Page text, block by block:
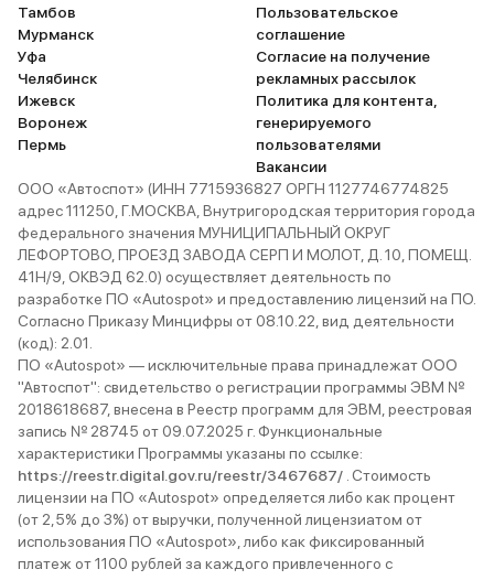
Тамбов
Мурманск
Уфа
Челябинск
Ижевск
Воронеж
Пермь
Пользовательское
соглашение
Согласие на получение
рекламных рассылок
Политика для контента,
генерируемого
пользователями
Вакансии
ООО «Автоспот» (ИНН 7715936827 ОРГН 1127746774825
адрес 111250, Г.МОСКВА, Внутригородская территория города
федерального значения МУНИЦИПАЛЬНЫЙ ОКРУГ
ЛЕФОРТОВО, ПРОЕЗД ЗАВОДА СЕРП И МОЛОТ, Д. 10, ПОМЕЩ.
41Н/9, ОКВЭД 62.0) осуществляет деятельность по
разработке ПО «Autospot» и предоставлению лицензий на ПО.
Согласно Приказу Минцифры от 08.10.22, вид деятельности
(код): 2.01.
ПО «Autospot» — исключительные права принадлежат ООО
"Автоспот": свидетельство о регистрации программы ЭВМ №
2018618687, внесена в Реестр программ для ЭВМ, реестровая
запись № 28745 от 09.07.2025 г. Функциональные
характеристики Программы указаны по ссылке:
https://reestr.digital.gov.ru/reestr/3467687/ . Стоимость
лицензии на ПО «Autospot» определяется либо как процент
(от 2,5% до 3%) от выручки, полученной лицензиатом от
использования ПО «Autospot», либо как фиксированный
платеж от 1100 рублей за каждого привлеченного с